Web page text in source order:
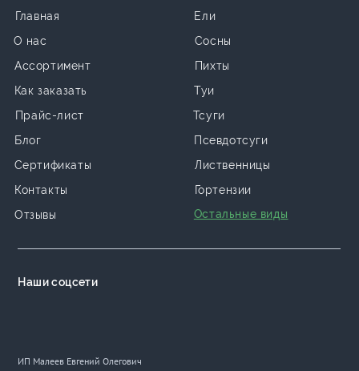
Главная
О нас
Ассортимент
Как заказать
Прайс-лист
Отзывы
Контакты
Ели
Сосны
Пихты
Туи
Тсуги
Псевдотсуги
Лиственницы
Гортензии
Наши соцсети
ИП Малеев Евгений Олегович
Остальные виды
Блог
Сертификаты